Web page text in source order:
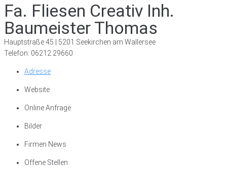
Fa. Fliesen Creativ Inh.
Baumeister Thomas
Hauptstraße 45 | 5201 Seekirchen am Wallersee
Telefon: 06212 29660
Adresse
Website
Online Anfrage
Bilder
Firmen News
Offene Stellen